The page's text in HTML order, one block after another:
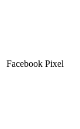
Facebook Pixel